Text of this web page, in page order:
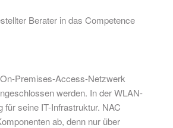
Berater in das Competence
Premises-Access-Netzwerk
werden. In der WLAN-
seine IT-Infrastruktur. NAC
ab, denn nur über